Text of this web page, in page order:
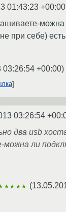
01:43:23 +00:00
можна
при себе)
03:26:54 +00:00)
03:26:54
два usb
ли
(